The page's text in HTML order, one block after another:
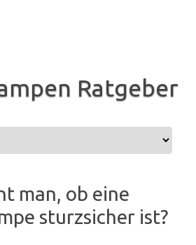
Ratgeber
man, ob eine
sturzsicher ist?